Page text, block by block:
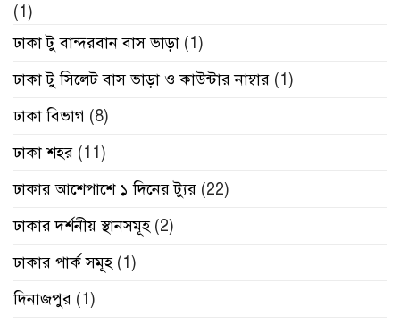
(1)
ঢাকা টু বান্দরবান বাস ভাড়া (1)
ঢাকা টু সিলেট বাস ভাড়া ও কাউন্টার নাম্বার (1)
ঢাকা বিভাগ (8)
ঢাকা শহর (11)
ঢাকার আশেপাশে ১ দিনের ট্যুর (22)
ঢাকার দর্শনীয় স্থানসমূহ (2)
ঢাকার পার্ক সমূহ (1)
দিনাজপুর (1)